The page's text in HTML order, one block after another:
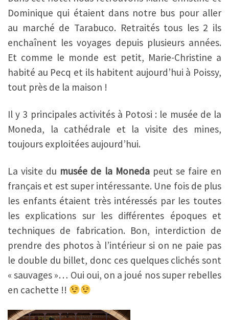
Dominique qui étaient dans notre bus pour aller
au marché de Tarabuco. Retraités tous les 2 ils
enchaînent les voyages depuis plusieurs années.
Et comme le monde est petit, Marie-Christine a
habité au Pecq et ils habitent aujourd’hui à Poissy,
tout près de la maison !
Il y 3 principales activités à Potosi : le musée de la
Moneda, la cathédrale et la visite des mines,
toujours exploitées aujourd’hui.
La visite du musée de la Monedapeut se faire en
français et est super intéressante. Une fois de plus
les enfants étaient très intéressés par les toutes
les explications sur les différentes époques et
techniques de fabrication. Bon, interdiction de
prendre des photos à l’intérieur si on ne paie pas
le double du billet, donc ces quelques clichés sont
« sauvages »… Oui oui, on a joué nos super rebelles
en cachette !!